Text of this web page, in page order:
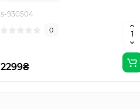
s-930504
0
2299₴